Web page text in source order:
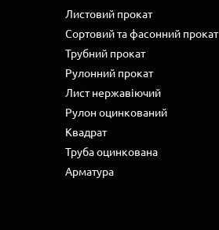
Листовий прокат
Сортовий та фасонний прокат
Трубний прокат
Рулонний прокат
Лист нержавіючий
Рулон оцинкований
Квадрат
Труба оцинкована
Арматура